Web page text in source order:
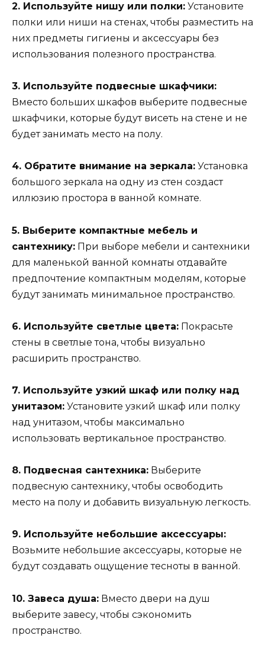
2. Используйте нишу или полки: Установите
полки или ниши на стенах, чтобы разместить на
них предметы гигиены и аксессуары без
использования полезного пространства.
3. Используйте подвесные шкафчики:
Вместо больших шкафов выберите подвесные
шкафчики, которые будут висеть на стене и не
будет занимать место на полу.
4. Обратите внимание на зеркала: Установка
большого зеркала на одну из стен создаст
иллюзию простора в ванной комнате.
5. Выберите компактные мебель и
сантехнику: При выборе мебели и сантехники
для маленькой ванной комнаты отдавайте
предпочтение компактным моделям, которые
будут занимать минимальное пространство.
6. Используйте светлые цвета: Покрасьте
стены в светлые тона, чтобы визуально
расширить пространство.
7. Используйте узкий шкаф или полку над
унитазом: Установите узкий шкаф или полку
над унитазом, чтобы максимально
использовать вертикальное пространство.
8. Подвесная сантехника: Выберите
подвесную сантехнику, чтобы освободить
место на полу и добавить визуальную легкость.
9. Используйте небольшие аксессуары:
Возьмите небольшие аксессуары, которые не
будут создавать ощущение тесноты в ванной.
10. Завеса душа: Вместо двери на душ
выберите завесу, чтобы сэкономить
пространство.